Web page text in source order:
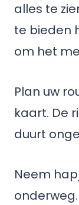
alles te
te bieden
om het
Plan uw
kaart. De
duurt
Neem